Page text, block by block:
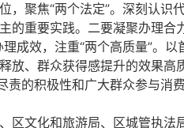
，聚焦“两个法定”。深刻认识
的重要实践。二要凝聚办理合
成效，注重“两个高质量”。以
放、群众获得感提升的效果高
责的积极性和广大群众参与消
区文化和旅游局、区城管执法